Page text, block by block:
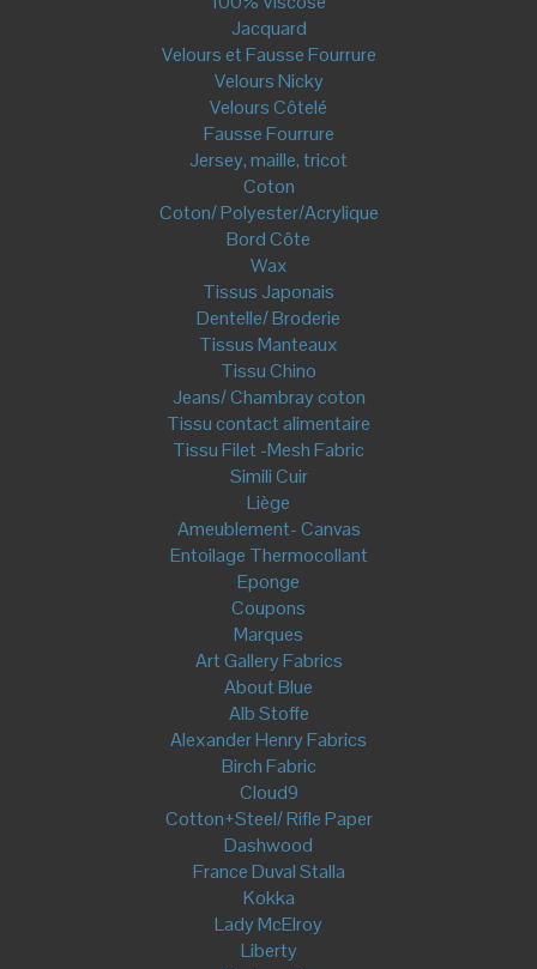
Biais
Biais Lurex & Lamé
Biais Uni
Biais Bio
Biais imprimé
Passepoil
Passepoil Lurex & Lamé
Passepoil Uni
Passepoil imprimé
Cordon
Dentelle
Elastique
Galon
Fermeture éclair
Fermeture Non séparable
Fermeture Invisible
Double Curseur
Fermeture séparable
Accessoires de couture
Sangle- Anse de sac
Miyako
Coton
Customisation
Ecussons Thermocollants
Pin's- Broche
Feutres Textiles
Boîtes à Musique- Hochets
Fil à Coudre
Coton
Polyester
Coton Bio
Bouton, pression, Fermeture et attache
Pression Plastique
Attaches et Boucles
Aiguilles et épingles
Marquage et Traçage
Outils de coupe et de mesure